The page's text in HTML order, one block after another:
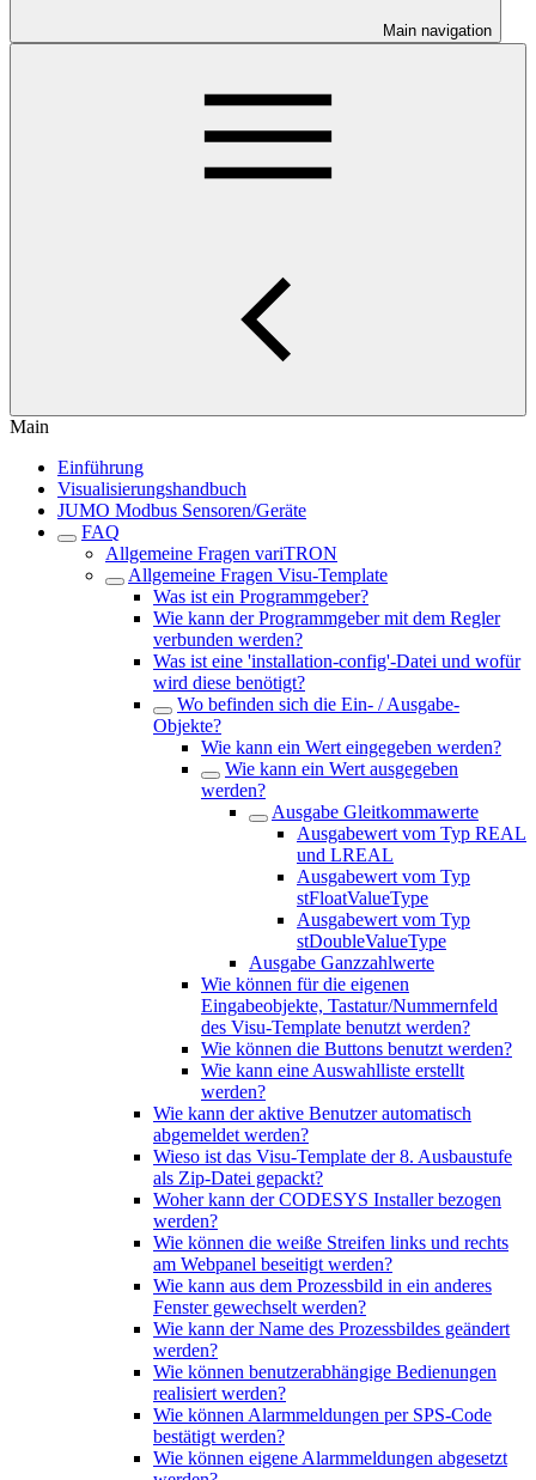
Main navigation
Main
Einführung
Visualisierungshandbuch
JUMO Modbus Sensoren/Geräte
FAQ
Allgemeine Fragen variTRON
Allgemeine Fragen Visu-Template
Was ist ein Programmgeber?
Wie kann der Programmgeber mit dem Regler
verbunden werden?
Was ist eine 'installation-config'-Datei und wofür
wird diese benötigt?
Wo befinden sich die Ein- / Ausgabe-
Objekte?
Wie kann ein Wert eingegeben werden?
Wie kann ein Wert ausgegeben
werden?
Ausgabe Gleitkommawerte
Ausgabewert vom Typ REAL
und LREAL
Ausgabewert vom Typ
stFloatValueType
Ausgabewert vom Typ
stDoubleValueType
Ausgabe Ganzzahlwerte
Wie können für die eigenen
Eingabeobjekte, Tastatur/Nummernfeld
des Visu-Template benutzt werden?
Wie können die Buttons benutzt werden?
Wie kann eine Auswahlliste erstellt
werden?
Wie kann der aktive Benutzer automatisch
abgemeldet werden?
Wieso ist das Visu-Template der 8. Ausbaustufe
als Zip-Datei gepackt?
Woher kann der CODESYS Installer bezogen
werden?
Wie können die weiße Streifen links und rechts
am Webpanel beseitigt werden?
Wie kann aus dem Prozessbild in ein anderes
Fenster gewechselt werden?
Wie kann der Name des Prozessbildes geändert
werden?
Wie können benutzerabhängige Bedienungen
realisiert werden?
Wie können Alarmmeldungen per SPS-Code
bestätigt werden?
Wie können eigene Alarmmeldungen abgesetzt